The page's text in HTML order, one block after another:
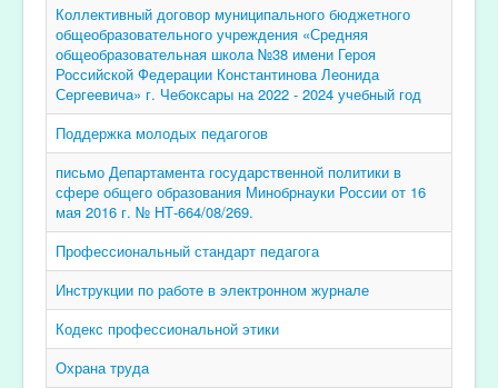
Коллективный договор муниципального бюджетного
общеобразовательного учреждения «Средняя
общеобразовательная школа №38 имени Героя
Российской Федерации Константинова Леонида
Сергеевича» г. Чебоксары на 2022 - 2024 учебный год
Поддержка молодых педагогов
письмо Департамента государственной политики в
сфере общего образования Минобрнауки России от 16
мая 2016 г. № НТ-664/08/269.
Профессиональный стандарт педагога
Инструкции по работе в электронном журнале
Кодекс профессиональной этики
Охрана труда